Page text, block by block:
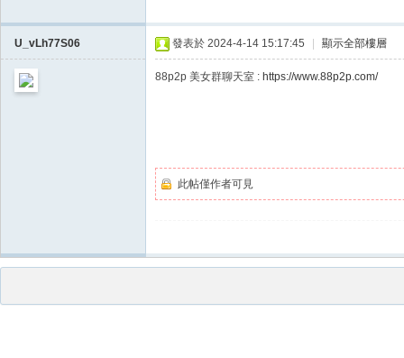
U_vLh77S06 發表於 2024-4-14 15:17:45 顯示全部樓層
此帖僅作者可見